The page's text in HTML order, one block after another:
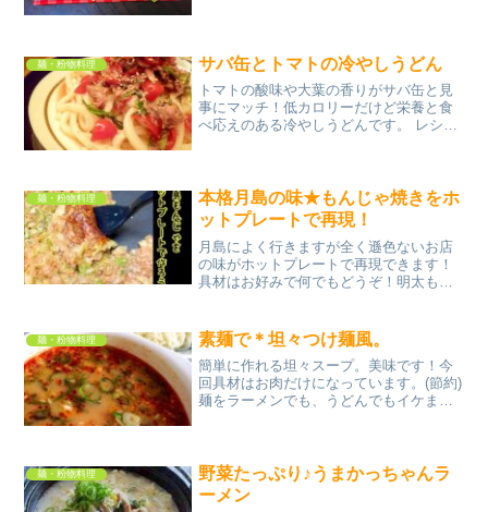
麺・粉物料理 サバ缶とトマトの冷やしうどん
トマトの酸味や大葉の香りがサバ缶と見
事にマッチ！低カロリーだけど栄養と食
べ応えのある冷やしうどんです。 レシピ
挽き黒こ...
麺・粉物料理
本格月島の味★もんじゃ焼きをホ
ットプレートで再現！
月島によく行きますが全く遜色ないお店
の味がホットプレートで再現できます！
具材はお好みで何でもどうぞ！明太もち
30分 500円前後 材料小麦粉ウスターソー
スあげたまキリ...
麺・粉物料理 素麺で＊坦々つけ麺風。
簡単に作れる坦々スープ。美味です！今
回具材はお肉だけになっています。(節約)
麺をラーメンでも、うどんでもイケます
麺・粉物料理
野菜たっぷり♪うまかっちゃんラ
ーメン